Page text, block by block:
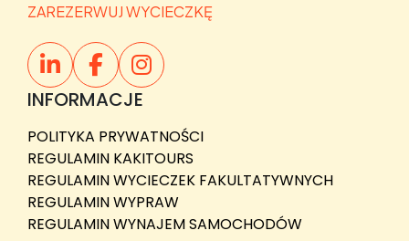
ZAREZERWUJ WYCIECZKĘ
INFORMACJE
POLITYKA PRYWATNOŚCI
REGULAMIN KAKITOURS
REGULAMIN WYCIECZEK FAKULTATYWNYCH
REGULAMIN WYPRAW
REGULAMIN WYNAJEM SAMOCHODÓW